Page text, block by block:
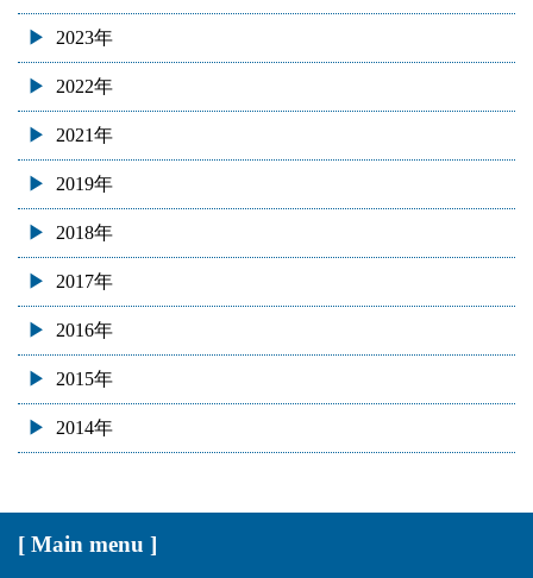
2023年
2022年
2021年
2019年
2018年
2017年
2016年
2015年
2014年
[ Main menu ]